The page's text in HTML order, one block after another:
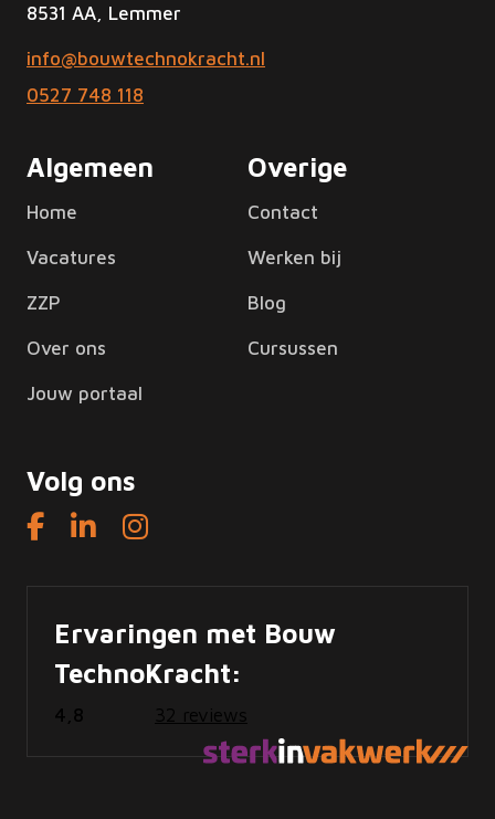
8531 AA, Lemmer
info@bouwtechnokracht.nl
0527 748 118
Algemeen
Home
Vacatures
ZZP
Over ons
Jouw portaal
Overige
Contact
Werken bij
Blog
Cursussen
Volg ons
Ervaringen met Bouw
TechnoKracht:
4,8 32 reviews